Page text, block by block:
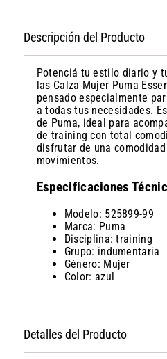
Descripción del Producto
Potenciá tu estilo diario y
las Calza Mujer Puma
pensado especialmente
a todas tus necesidades.
de Puma, ideal para
de training con total
disfrutar de una
movimientos.
Especificaciones
Modelo: 525899-99
Marca: Puma
Disciplina: training
Grupo: indumentaria
Género: Mujer
Color: azul
Detalles del Producto